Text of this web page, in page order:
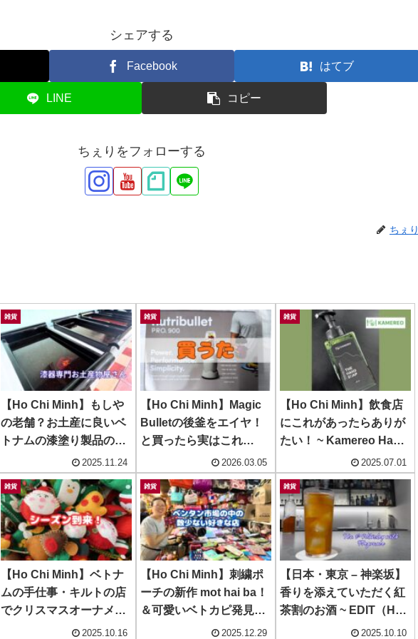
シェアする
Facebook はてブ
LINE コピー
ちぇりをフォローする
ちぇり
雑貨
【Ho Chi Minh】もしや
の老舗？お土産に良いベ
トナムの漆塗り製品のお
Luu Niem
2025.11.24
雑貨
【Ho Chi Minh】Magic
Bulletの後釜をエイヤ！
と買ったら実はこれ
が…？ ~ Ntutribullet
2026.03.05
雑貨
【Ho Chi Minh】飲食店
にこれがあったらありが
たい！ ~ Kamereo Hand
2025.07.01
雑貨
【Ho Chi Minh】ベトナ
ムの手仕事・キルトの店
でクリスマスオーナメン
ト & others！ ~ Mekong
2025.10.16
雑貨
【Ho Chi Minh】刺繍ポ
ーチの新作 mot hai ba！
＆可愛いベトカピ発見！
~ 950 Shop Binh Minh
2025.12.29
雑貨
【日本・東京 – 神楽坂】
香りを添えていただく紅
茶割のお酒 ~ EDIT（H）
2025.10.10